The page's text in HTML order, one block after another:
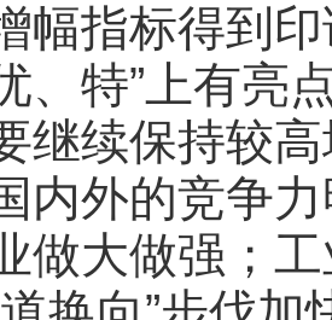
幅指标得到印
、特”上有亮
继续保持较
内外的竞争
做大做强；